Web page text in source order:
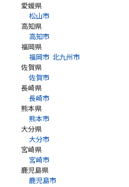
愛媛県
松山市
高知県
高知市
福岡県
福岡市 北九州市
佐賀県
佐賀市
長崎県
長崎市
熊本県
熊本市
大分県
大分市
宮崎県
宮崎市
鹿児島県
鹿児島市